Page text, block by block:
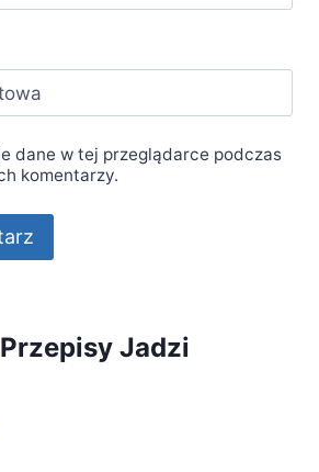
dane w tej przeglądarce podczas
komentarzy.
Jadzi